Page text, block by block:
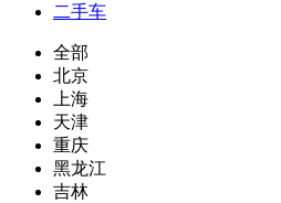
二手车
全部
北京
上海
天津
重庆
黑龙江
吉林